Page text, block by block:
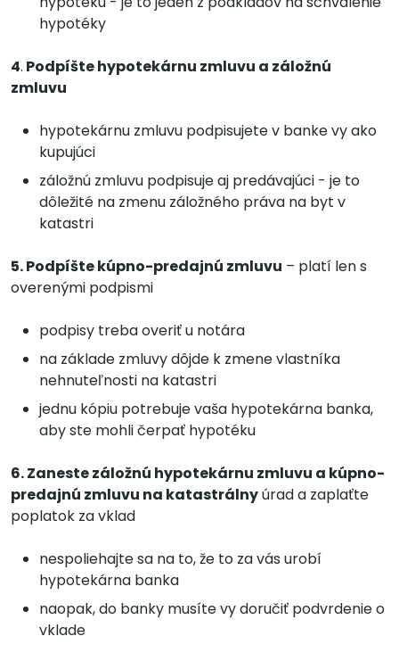
hypotéky
4. Podpíšte hypotekárnu zmluvu a záložnú
zmluvu
hypotekárnu zmluvu podpisujete v banke vy ako
kupujúci
záložnú zmluvu podpisuje aj predávajúci - je to
dôležité na zmenu záložného práva na byt v
katastri
5. Podpíšte kúpno-predajnú zmluvu – platí len s
overenými podpismi
podpisy treba overiť u notára
na základe zmluvy dôjde k zmene vlastníka
nehnuteľnosti na katastri
jednu kópiu potrebuje vaša hypotekárna banka,
aby ste mohli čerpať hypotéku
6. Zaneste záložnú hypotekárnu zmluvu a kúpno-
predajnú zmluvu na katastrálnyúrad a zaplaťte
poplatok za vklad
nespoliehajte sa na to, že to za vás urobí
hypotekárna banka
naopak, do banky musíte vy doručiť podvrdenie o
vklade